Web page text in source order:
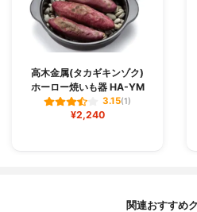
高木金属(タカギキンゾク)
ホーロー焼いも器 HA-YM
3.15(1)
¥2,240
関連おすすめ